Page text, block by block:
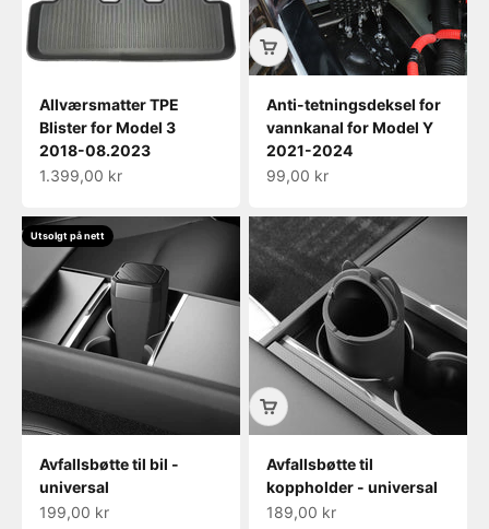
Allværsmatter TPE
Blister for Model 3
2018-08.2023
Salgspris
1.399,00 kr
Anti-tetningsdeksel for
vannkanal for Model Y
2021-2024
Salgspris
99,00 kr
Utsolgt på nett
Avfallsbøtte til bil -
universal
Salgspris
199,00 kr
Avfallsbøtte til
koppholder - universal
Salgspris
189,00 kr